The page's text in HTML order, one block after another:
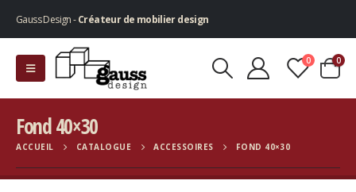
Gauss Design -Créateur de mobilier design
0 0
Fond 40×30
ACCUEIL CATALOGUE ACCESSOIRES FOND 40×30